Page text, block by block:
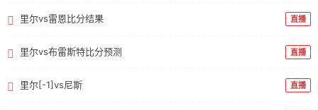
里尔vs雷恩比分结果 直播
里尔vs布雷斯特比分预测 直播
里尔[-1]vs尼斯 直播